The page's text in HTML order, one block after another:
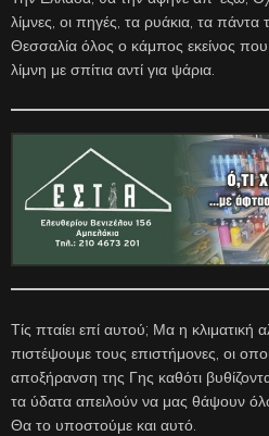
λίμνες, οι πηγές, τα ρυάκια, τα πάντα
Θεσσαλία όλος ο κάμπος εκείνος που
λίμνη με σπίτια αντί για ψάρια.
Τίς πταίει επί αυτού; Μα η κλιματική
πιστέψουμε τους επιστήμονες, οι
αποξήρανση της Γης καθότι
τα ύδατα απειλούν να μας θάψουν
Θα το υποστούμε και αυτό.